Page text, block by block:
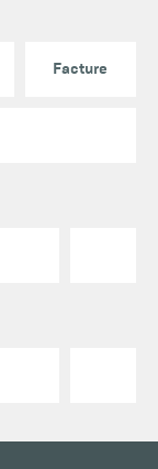
Facture